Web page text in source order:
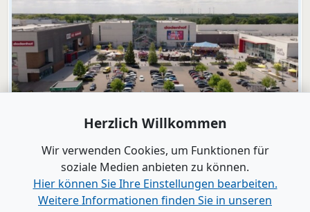
dodenhof
dodenhof als Arbeitgeber in Kaltenkirchen
Alle Videos anzeigen
Herzlich Willkommen
Wir verwenden Cookies, um Funktionen für
soziale Medien anbieten zu können.
Hier können Sie Ihre Einstellungen bearbeiten.
Weitere Informationen finden Sie in unseren